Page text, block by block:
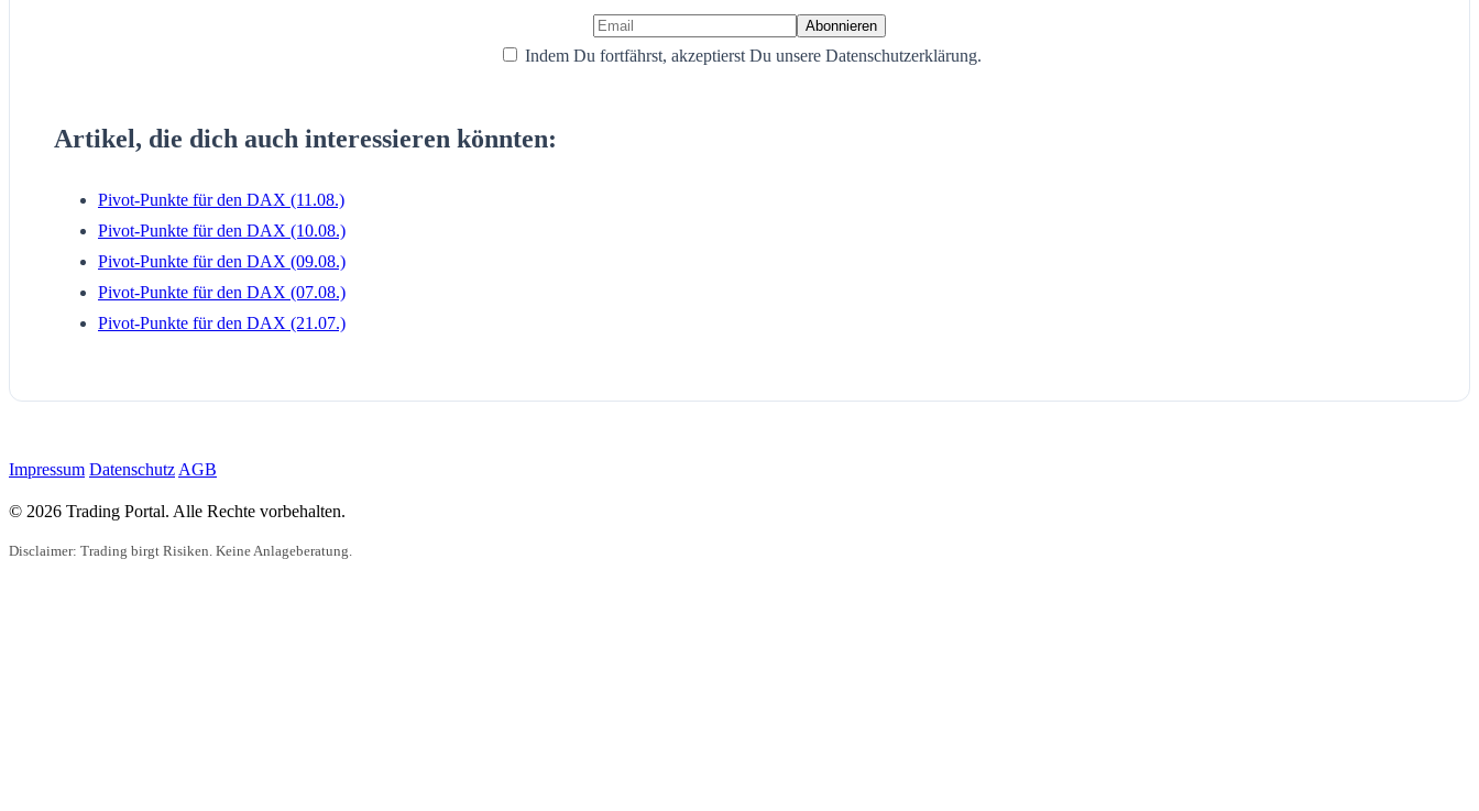
Indem Du fortfährst, akzeptierst Du unsere Datenschutzerklärung.
Artikel, die dich auch interessieren könnten:
Pivot-Punkte für den DAX (11.08.)
Pivot-Punkte für den DAX (10.08.)
Pivot-Punkte für den DAX (09.08.)
Pivot-Punkte für den DAX (07.08.)
Pivot-Punkte für den DAX (21.07.)
Impressum Datenschutz AGB
© 2026 Trading Portal. Alle Rechte vorbehalten.
Disclaimer: Trading birgt Risiken. Keine Anlageberatung.